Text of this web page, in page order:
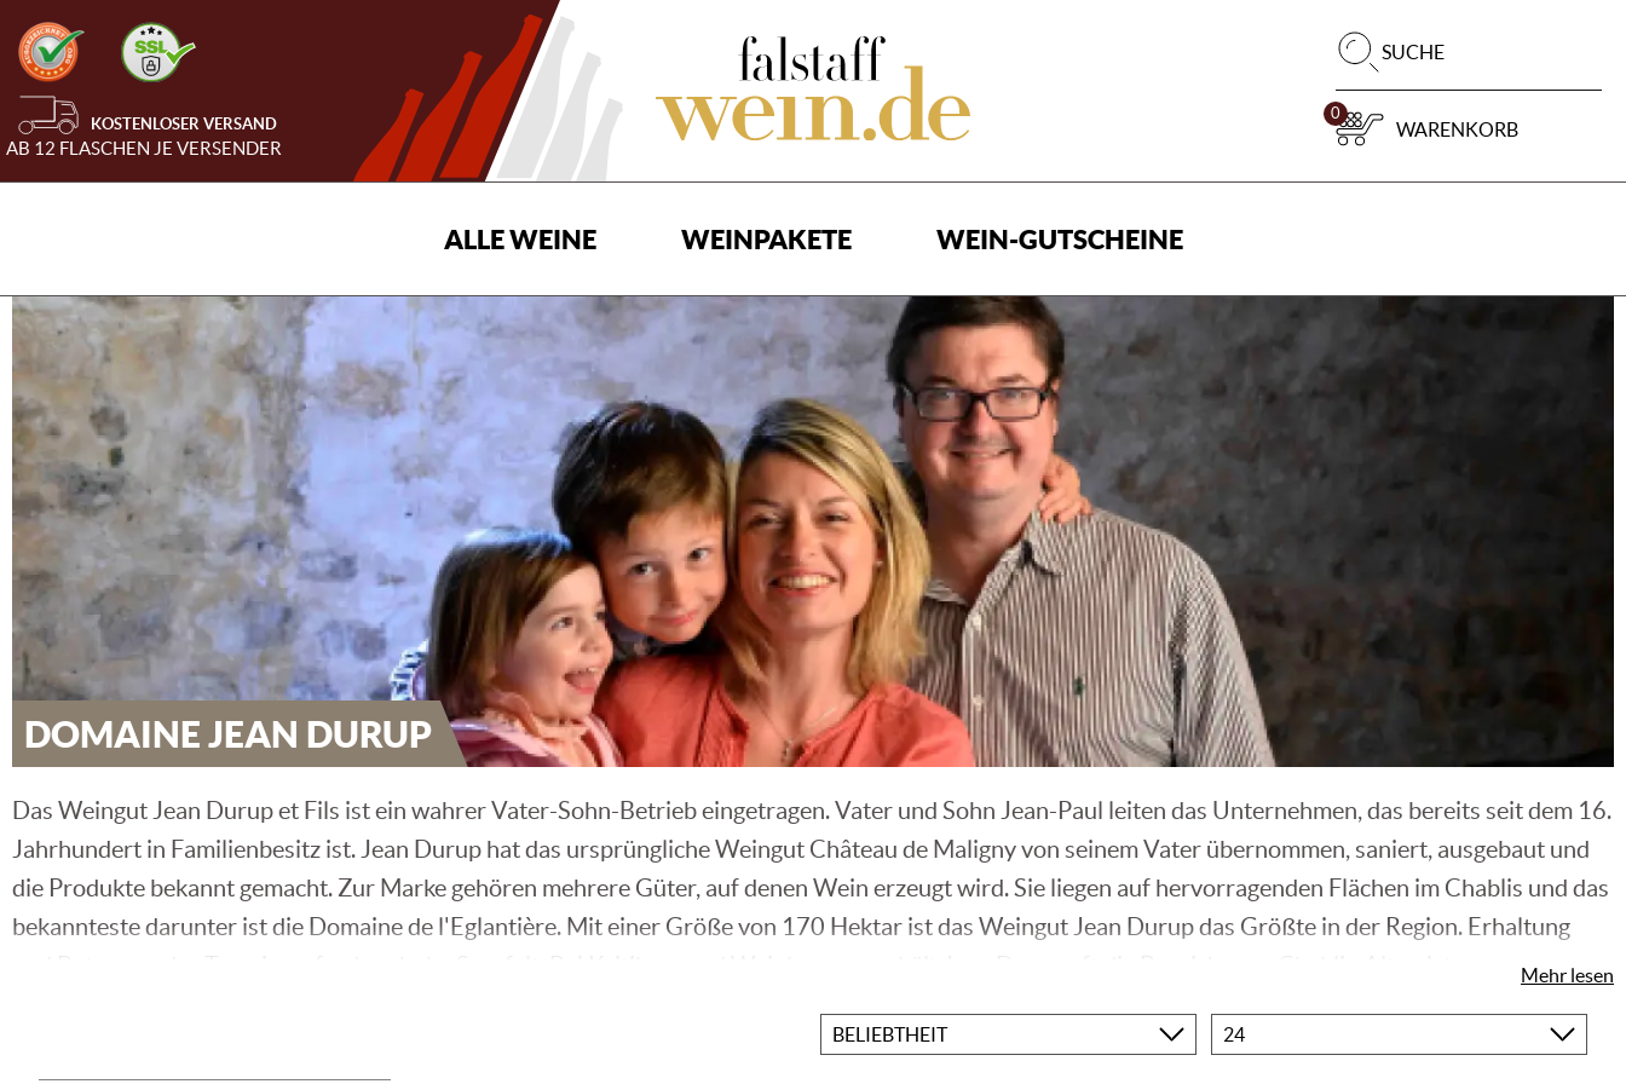
KOSTENLOSER VERSAND
AB 12 FLASCHEN JE VERSENDER
SUCHE
0
WARENKORB
ALLE WEINE WEINPAKETE WEIN-GUTSCHEINE
DOMAINE JEAN DURUP
Das Weingut Jean Durup et Fils ist ein wahrer Vater-Sohn-Betrieb eingetragen. Vater und Sohn Jean-Paul leiten das Unternehmen, das bereits seit dem 16.
Jahrhundert in Familienbesitz ist. Jean Durup hat das ursprüngliche Weingut Château de Maligny von seinem Vater übernommen, saniert, ausgebaut und
die Produkte bekannt gemacht. Zur Marke gehören mehrere Güter, auf denen Wein erzeugt wird. Sie liegen auf hervorragenden Flächen im Chablis und das
bekannteste darunter ist die Domaine de l'Eglantière. Mit einer Größe von 170 Hektar ist das Weingut Jean Durup das Größte in der Region. Erhaltung
Mehr lesen
Sortieren
Produkte